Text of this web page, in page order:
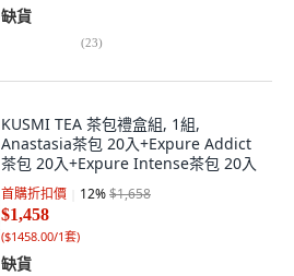
缺貨
(23)
KUSMI TEA 茶包禮盒組, 1組,
Anastasia茶包 20入+Expure Addict
茶包 20入+Expure Intense茶包 20入
首購折扣價 12%$1,658
$1,458
($1458.00/1套)
缺貨